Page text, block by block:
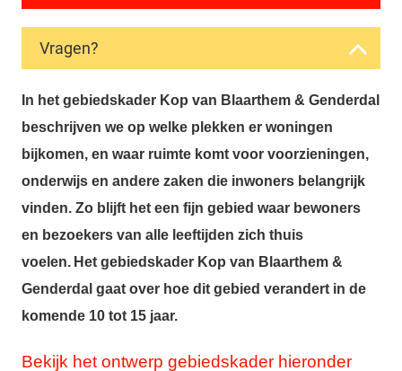
Vragen?
In het gebiedskader Kop van Blaarthem & Genderdal
beschrijven we op welke plekken er woningen
bijkomen, en waar ruimte komt voor voorzieningen,
onderwijs en andere zaken die inwoners belangrijk
vinden. Zo blijft het een fijn gebied waar bewoners
en bezoekers van alle leeftijden zich thuis
voelen. Het gebiedskader Kop van Blaarthem &
Genderdal gaat over hoe dit gebied verandert in de
komende 10 tot 15 jaar.
Bekijk het ontwerp gebiedskader hieronder